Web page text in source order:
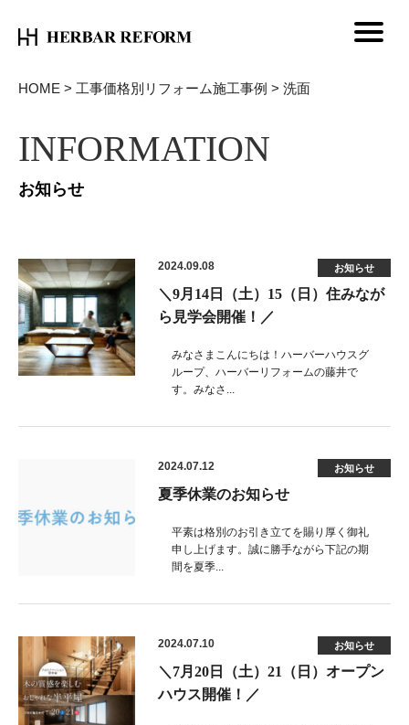
HOME > 工事価格別リフォーム施工事例 > 洗面
INFORMATION
お知らせ
2024.09.08 お知らせ
＼9月14日（土）15（日）住みなが
ら見学会開催！／
みなさまこんにちは！ハーバーハウスグ
ループ、ハーバーリフォームの藤井で
す。みなさ...
2024.07.12 お知らせ
夏季休業のお知らせ
平素は格別のお引き立てを賜り厚く御礼
申し上げます。誠に勝手ながら下記の期
間を夏季...
2024.07.10 お知らせ
＼7月20日（土）21（日）オープン
ハウス開催！／